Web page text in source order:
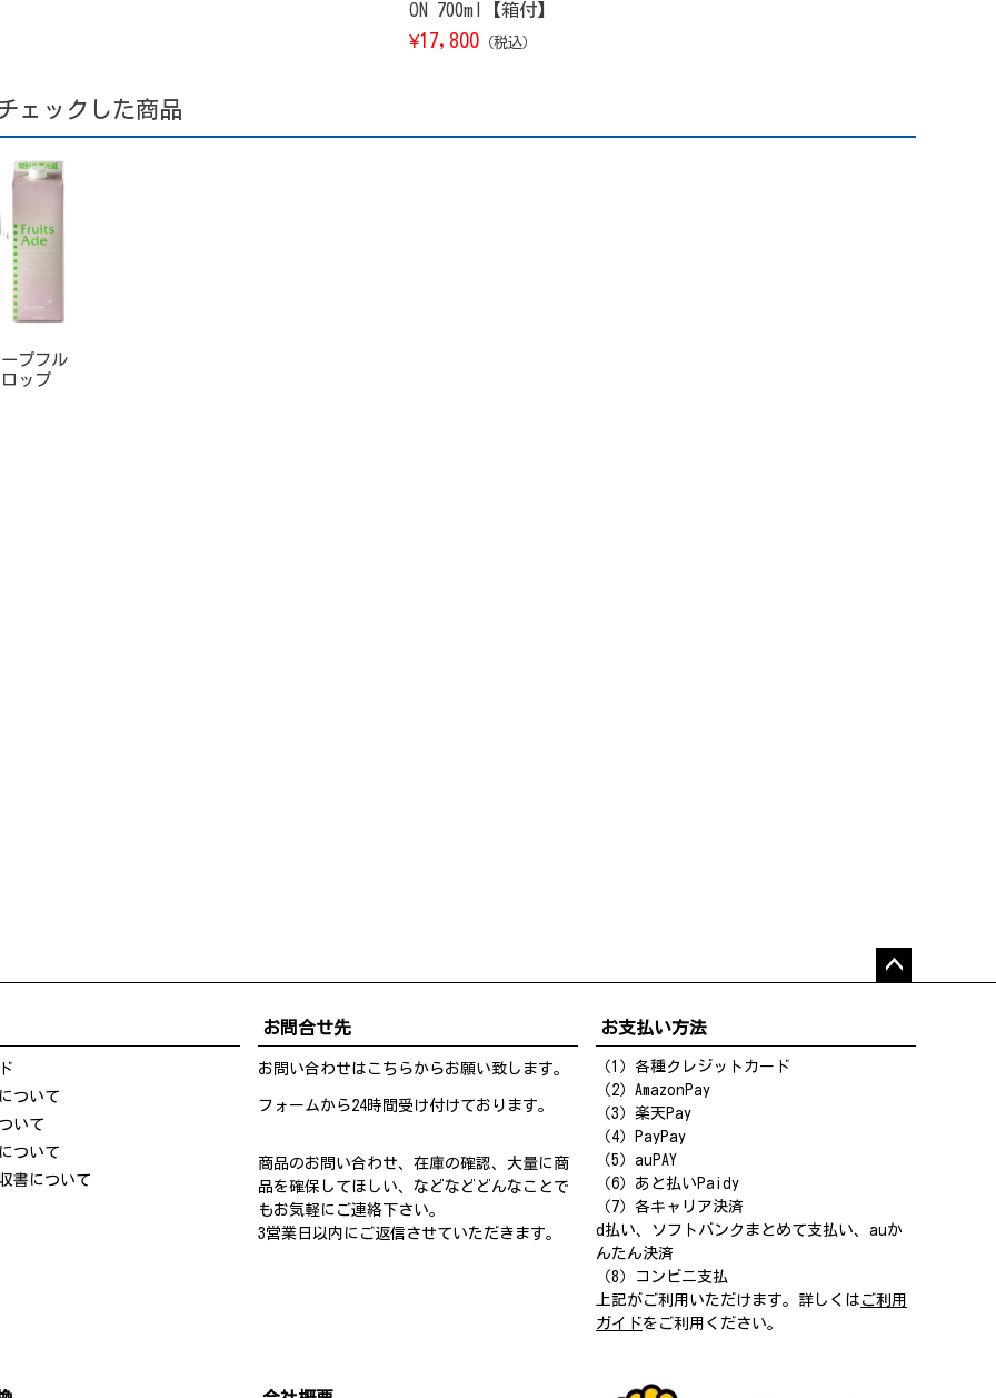
ON 700ml【箱付】
¥17,800 （税込）
ェックした商品
プフル
ップ
ップ
ついて
いて
ついて
書について
お問合せ先
お問い合わせは こちらからお願い致します。
フォームから24時間受け付けております。
商品のお問い合わせ、在庫の確認、大量に商
品を確保してほしい、などなどどんなことで
もお気軽にご連絡下さい。
3営業日以内にご返信させていただきます。
お支払い方法
（1）各種クレジットカード
（2）AmazonPay
（3）楽天Pay
（4）PayPay
（5）auPAY
（6）あと払いPaidy
（7）各キャリア決済
d払い、ソフトバンクまとめて支払い、auか
んたん決済
（8）コンビニ支払
上記がご利用いただけます。詳しくは ご利用
ガイドをご利用ください。